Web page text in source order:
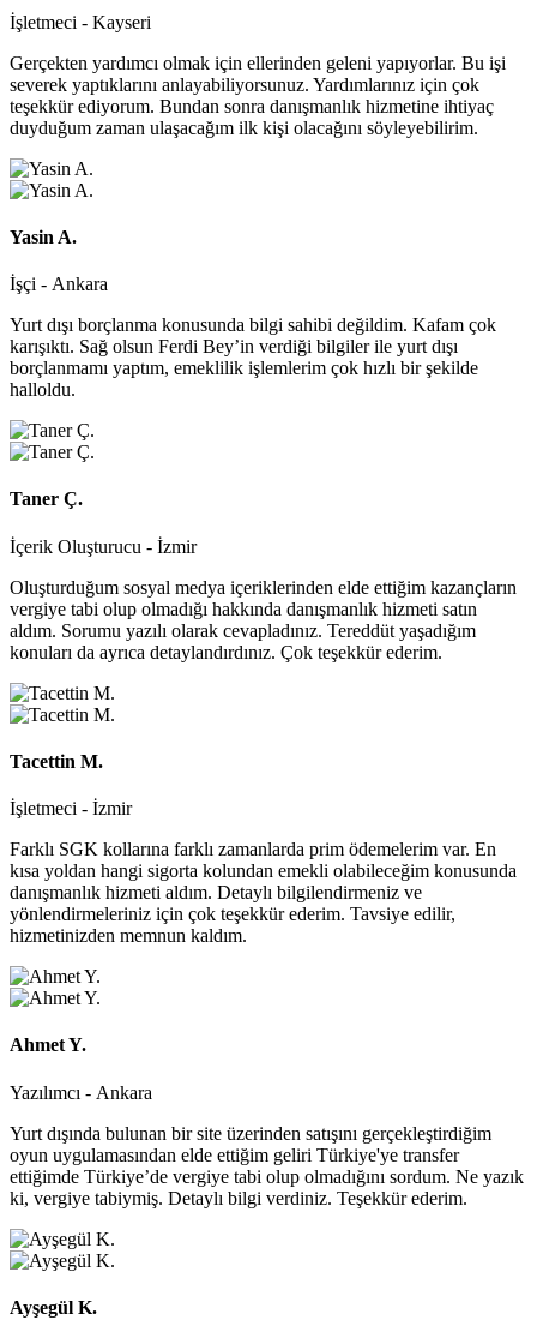
İşletmeci - Kayseri
Gerçekten yardımcı olmak için ellerinden geleni yapıyorlar. Bu işi
severek yaptıklarını anlayabiliyorsunuz. Yardımlarınız için çok
teşekkür ediyorum. Bundan sonra danışmanlık hizmetine ihtiyaç
duyduğum zaman ulaşacağım ilk kişi olacağını söyleyebilirim.
Yasin A.
İşçi - Ankara
Yurt dışı borçlanma konusunda bilgi sahibi değildim. Kafam çok
karışıktı. Sağ olsun Ferdi Bey’in verdiği bilgiler ile yurt dışı
borçlanmamı yaptım, emeklilik işlemlerim çok hızlı bir şekilde
halloldu.
Taner Ç.
İçerik Oluşturucu - İzmir
Oluşturduğum sosyal medya içeriklerinden elde ettiğim kazançların
vergiye tabi olup olmadığı hakkında danışmanlık hizmeti satın
aldım. Sorumu yazılı olarak cevapladınız. Tereddüt yaşadığım
konuları da ayrıca detaylandırdınız. Çok teşekkür ederim.
Tacettin M.
İşletmeci - İzmir
Farklı SGK kollarına farklı zamanlarda prim ödemelerim var. En
kısa yoldan hangi sigorta kolundan emekli olabileceğim konusunda
danışmanlık hizmeti aldım. Detaylı bilgilendirmeniz ve
yönlendirmeleriniz için çok teşekkür ederim. Tavsiye edilir,
hizmetinizden memnun kaldım.
Ahmet Y.
Yazılımcı - Ankara
Yurt dışında bulunan bir site üzerinden satışını gerçekleştirdiğim
oyun uygulamasından elde ettiğim geliri Türkiye'ye transfer
ettiğimde Türkiye’de vergiye tabi olup olmadığını sordum. Ne yazık
ki, vergiye tabiymiş. Detaylı bilgi verdiniz. Teşekkür ederim.
Ayşegül K.